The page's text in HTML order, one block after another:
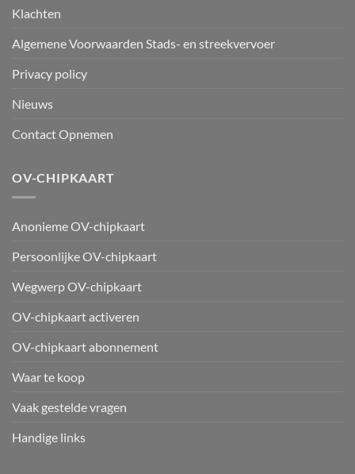
Klachten
Algemene Voorwaarden Stads- en streekvervoer
Privacy policy
Nieuws
Contact Opnemen
OV-CHIPKAART
Anonieme OV-chipkaart
Persoonlijke OV-chipkaart
Wegwerp OV-chipkaart
OV-chipkaart activeren
OV-chipkaart abonnement
Waar te koop
Vaak gestelde vragen
Handige links